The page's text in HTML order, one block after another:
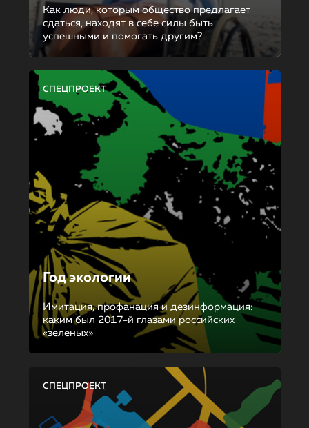
Как люди, которым общество предлагает
сдаться, находят в себе силы быть
успешными и помогать другим?
СПЕЦПРОЕКТ
Год экологии
Имитация, профанация и дезинформация:
каким был 2017-й глазами российских
«зеленых»
СПЕЦПРОЕКТ